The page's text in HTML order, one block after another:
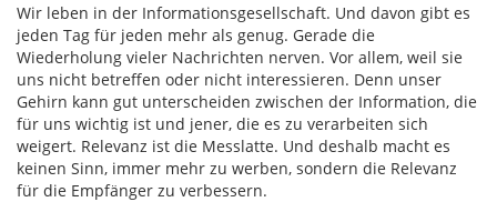
Wir leben in der Informationsgesellschaft. Und davon gibt es
jeden Tag für jeden mehr als genug. Gerade die
Wiederholung vieler Nachrichten nerven. Vor allem, weil sie
uns nicht betreffen oder nicht interessieren. Denn unser
Gehirn kann gut unterscheiden zwischen der Information, die
für uns wichtig ist und jener, die es zu verarbeiten sich
weigert. Relevanz ist die Messlatte. Und deshalb macht es
keinen Sinn, immer mehr zu werben, sondern die Relevanz
für die Empfänger zu verbessern.